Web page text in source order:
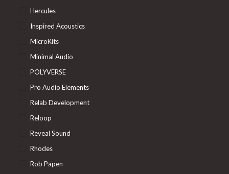
Hercules
Inspired Acoustics
MicroKits
Minimal Audio
POLYVERSE
Pro Audio Elements
Relab Development
Reloop
Reveal Sound
Rhodes
Rob Papen